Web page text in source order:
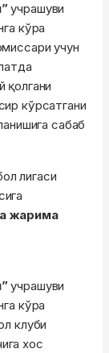
учрашуви
кўра
учун
қолгани
кўрсатгани
сабаб
лигаси
жарима
учрашуви
кўра
клуби
хос